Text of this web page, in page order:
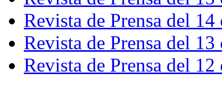
Revista de Prensa del
Revista de Prensa del
Revista de Prensa del